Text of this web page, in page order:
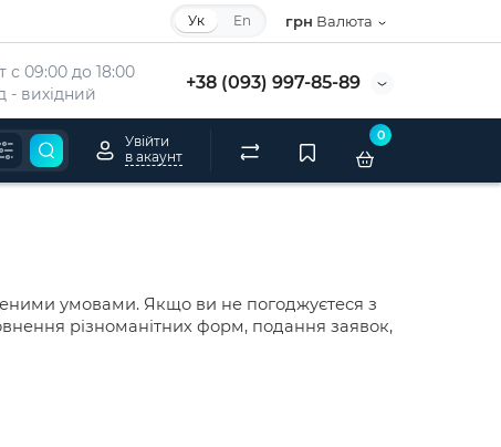
грн Валюта
Ук En
с 09:00 до 18:00
- вихідний
+38 (093) 997-85-89
Увійти
в акаунт
0
умовами. Якщо ви не погоджуєтеся з
різноманітних форм, подання заявок,